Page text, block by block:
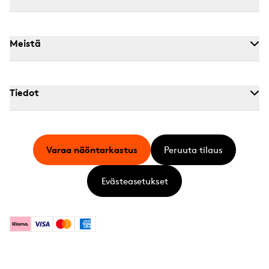
Meistä
Tiedot
KlarnaVisa MastercardAmerican Express
Varaa näöntarkastus Peruuta tilaus
Evästeasetukset